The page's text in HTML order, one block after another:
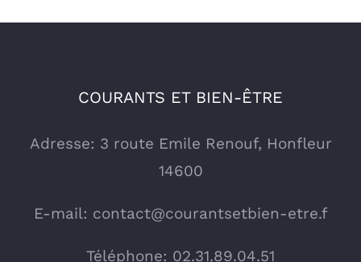
COURANTS ET BIEN-ÊTRE
Adresse: 3 route Emile Renouf, Honfleur
14600
E-mail: contact@courantsetbien-etre.f
Téléphone: 02.31.89.04.51